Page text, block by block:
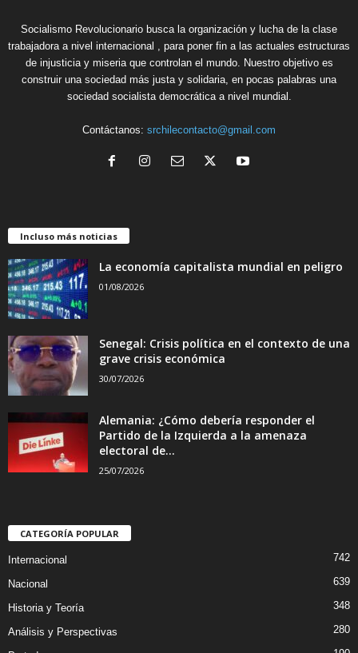
Socialismo Revolucionario busca la organización y lucha de la clase
trabajadora a nivel internacional , para poner fin a las actuales estructuras
de injusticia y miseria que controlan el mundo. Nuestro objetivo es
construir una sociedad más justa y solidaria, en pocas palabras una
sociedad socialista democrática a nivel mundial.
Contáctanos: srchilecontacto@gmail.com
Incluso más noticias
La economía capitalista mundial en peligro
01/08/2026
Senegal: Crisis política en el contexto de una
grave crisis económica
30/07/2026
Alemania: ¿Cómo debería responder el
Partido de la Izquierda a la amenaza
electoral de...
25/07/2026
CATEGORÍA POPULAR
Internacional 742
Nacional 639
Historia y Teoría 348
Análisis y Perspectivas 280